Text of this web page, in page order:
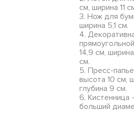
см, ширина 11
3. Нож для
ширина 5,1 см.
4.
14,9 см,
см.
5. Пресс-
высота 10 см,
глубина 9 см.
6. Кистенница
больший